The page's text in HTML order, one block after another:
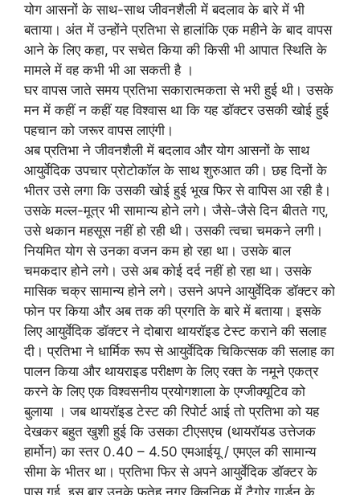
योग आसनों के साथ-साथ जीवनशैली में बदलाव के बारे में भी
बताया। अंत में उन्होंने प्रतिभा से हालांकि एक महीने के बाद वापस
आने के लिए कहा, पर सचेत किया की किसी भी आपात स्थिति के
मामले में वह कभी भी आ सकती है ।
घर वापस जाते समय प्रतिभा सकारात्मकता से भरी हुई थी। उसके
मन में कहीं न कहीं यह विश्वास था कि यह डॉक्टर उसकी खोई हुई
पहचान को जरूर वापस लाएंगी।
अब प्रतिभा ने जीवनशैली में बदलाव और योग आसनों के साथ
आयुर्वेदिक उपचार प्रोटोकॉल के साथ शुरुआत की। छह दिनों के
भीतर उसे लगा कि उसकी खोई हुई भूख फिर से वापिस आ रही है।
उसके मल्ल-मूत्र भी सामान्य होने लगे। जैसे-जैसे दिन बीतते गए,
उसे थकान महसूस नहीं हो रही थी। उसकी त्वचा चमकने लगी।
नियमित योग से उनका वजन कम हो रहा था। उसके बाल
चमकदार होने लगे। उसे अब कोई दर्द नहीं हो रहा था। उसके
मासिक चक्र सामान्य होने लगे। उसने अपने आयुर्वेदिक डॉक्टर को
फोन पर किया और अब तक की प्रगति के बारे में बताया। इसके
लिए आयुर्वेदिक डॉक्टर ने दोबारा थायरॉइड टेस्ट कराने की सलाह
दी। प्रतिभा ने धार्मिक रूप से आयुर्वेदिक चिकित्सक की सलाह का
पालन किया और थायराइड परीक्षण के लिए रक्त के नमूने एकत्र
करने के लिए एक विश्वसनीय प्रयोगशाला के एग्जीक्यूटिव को
बुलाया । जब थायरॉइड टेस्ट की रिपोर्ट आई तो प्रतिभा को यह
देखकर बहुत खुशी हुई कि उसका टीएसएच (थायरॉयड उत्तेजक
हार्मोन) का स्तर 0.40 – 4.50 एमआईयू / एमएल की सामान्य
सीमा के भीतर था। प्रतिभा फिर से अपने आयुर्वेदिक डॉक्टर के
पास गई, इस बार उनके फतेह नगर क्लिनिक में टैगोर गार्डन के